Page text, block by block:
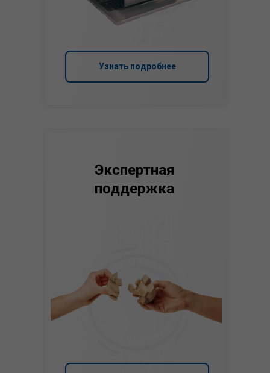
Узнать подробнее
Экспертная
поддержка